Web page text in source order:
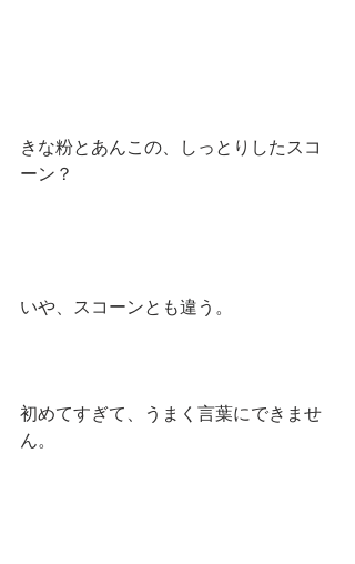
きな粉とあんこの、しっとりしたスコ
ーン？
いや、スコーンとも違う。
初めてすぎて、うまく言葉にできませ
ん。